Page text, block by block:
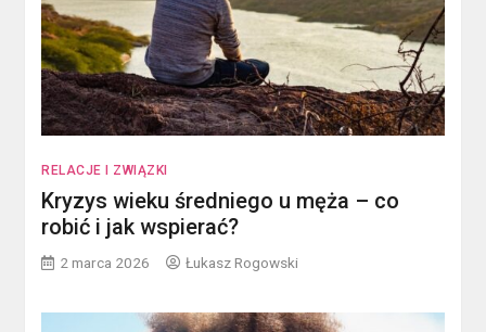
RELACJE I ZWIĄZKI
Kryzys wieku średniego u męża – co
robić i jak wspierać?
2 marca 2026 Łukasz Rogowski